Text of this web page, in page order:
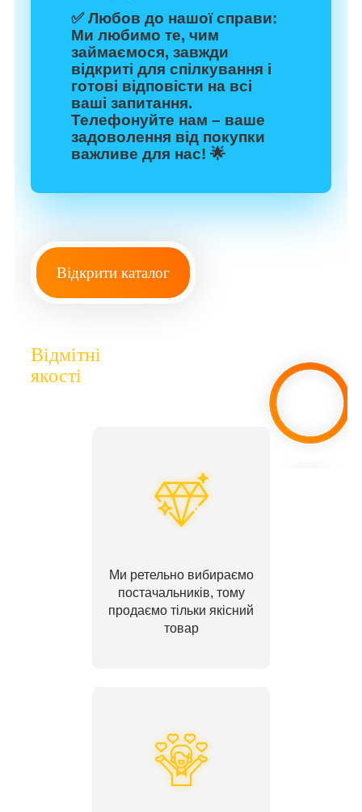
✅Любов до нашої справи:
Ми любимо те, чим
займаємося, завжди
відкриті для спілкування і
готові відповісти на всі
ваші запитання.
Телефонуйте нам – ваше
задоволення від покупки
важливе для нас! 🌟
Відкрити каталог
Відмітні
якості
Ми ретельно вибираємо
постачальників, тому
продаємо тільки якісний
товар